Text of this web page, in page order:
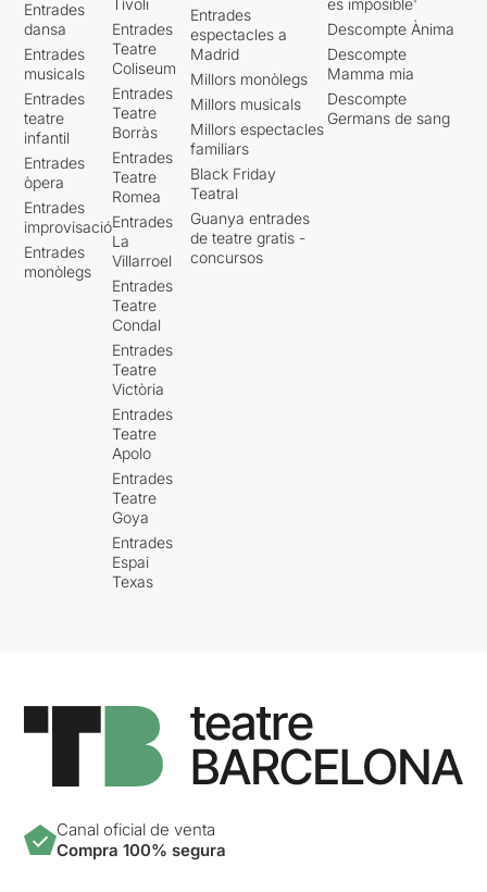
Entrades
dansa
Entrades
musicals
Entrades
teatre
infantil
Entrades
òpera
Entrades
improvisació
Entrades
monòlegs
Tívoli
Entrades
Teatre
Coliseum
Entrades
Teatre
Borràs
Entrades
Teatre
Romea
Entrades
La
Villarroel
Entrades
Teatre
Condal
Entrades
Teatre
Victòria
Entrades
Teatre
Apolo
Entrades
Teatre
Goya
Entrades
Espai
Texas
Entrades
espectacles a
Madrid
Millors monòlegs
Millors musicals
Millors espectacles
familiars
Black Friday
Teatral
Guanya entrades
de teatre gratis -
concursos
es imposible'
Descompte Ànima
Descompte
Mamma mia
Descompte
Germans de sang
Canal oficial de venta
Compra 100% segura